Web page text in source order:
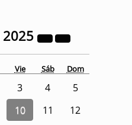
2025
Vie Sáb Dom
3 4
5
10 11
12